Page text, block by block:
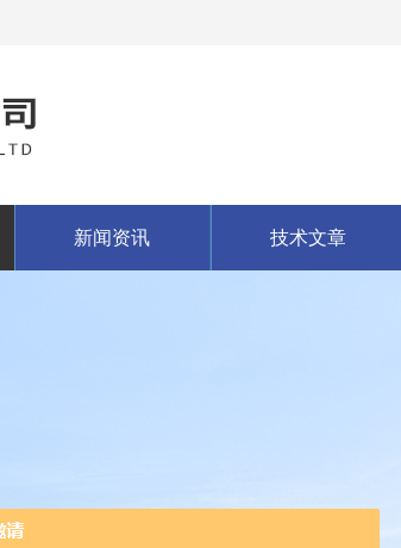
新闻资讯 技术文章